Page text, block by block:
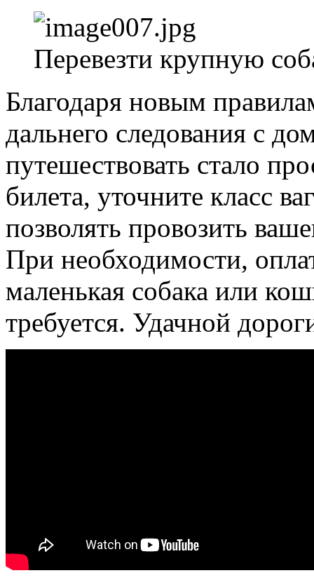
Перевезти крупную
Благодаря новым
дальнего следования с
путешествовать стало
билета, уточните класс
позволять провозить
При необходимости,
маленькая собака или
требуется. Удачной